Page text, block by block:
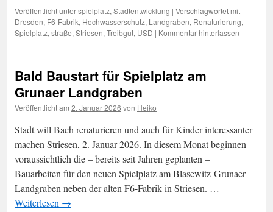
Veröffentlicht unterspielplatz, Stadtentwicklung | Verschlagwortet mit
Dresden, F6-Fabrik, Hochwasserschutz, Landgraben, Renaturierung,
Spielplatz, straße, Striesen, Treibgut, USD | Kommentar hinterlassen
Bald Baustart für Spielplatz am
Grunaer Landgraben
Veröffentlicht am 2. Januar 2026 von Heiko
Stadt will Bach renaturieren und auch für Kinder interessanter
machen Striesen, 2. Januar 2026. In diesem Monat beginnen
voraussichtlich die – bereits seit Jahren geplanten –
Bauarbeiten für den neuen Spielplatz am Blasewitz-Grunaer
Landgraben neben der alten F6-Fabrik in Striesen. …
Weiterlesen →